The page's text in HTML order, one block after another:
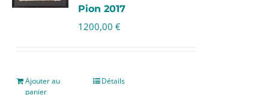
Pion 2017
1200,00€
Ajouter au
panier
Détails